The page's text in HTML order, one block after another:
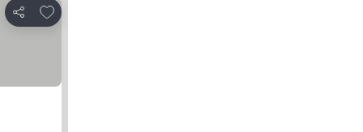
แชร์
เพิ่มในรายการโปรด